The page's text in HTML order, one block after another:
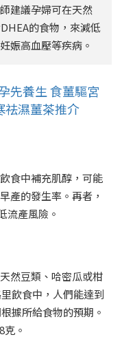
建議孕婦可在天然
的食物，來減低
娠高血壓等疾病。
先養生 食薑驅宮
祛濕薑茶推介
食中補充肌醇，可能
產的發生率。再者，
流產風險。
然豆類、哈密瓜或柑
飲食中，人們能達到
據所給食物的預期。
。